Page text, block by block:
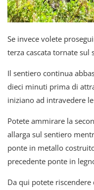
Se invece volete
terza cascata tornate sul
Il sentiero continua
dieci minuti prima di
iniziano ad intravedere
Potete ammirare la
allarga sul sentiero
ponte in metallo
precedente ponte in
Da qui potete riscendere